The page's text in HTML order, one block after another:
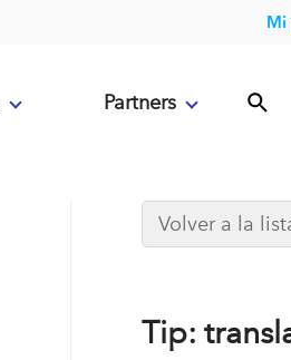
Mi
Partners
Volver a la
Tip: